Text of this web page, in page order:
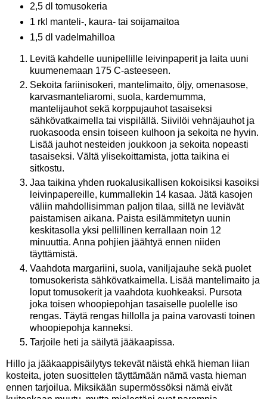
2,5 dl tomusokeria
1 rkl manteli-, kaura- tai soijamaitoa
1,5 dl vadelmahilloa
Levitä kahdelle uunipellille leivinpaperit ja laita uuni
kuumenemaan 175 C-asteeseen.
Sekoita fariinisokeri, mantelimaito, öljy, omenasose,
karvasmanteliaromi, suola, kardemumma,
mantelijauhot sekä korppujauhot tasaiseksi
sähkövatkaimella tai vispilällä. Siivilöi vehnäjauhot ja
ruokasooda ensin toiseen kulhoon ja sekoita ne hyvin.
Lisää jauhot nesteiden joukkoon ja sekoita nopeasti
tasaiseksi. Vältä ylisekoittamista, jotta taikina ei
sitkostu.
Jaa taikina yhden ruokalusikallisen kokoisiksi kasoiksi
leivinpapereille, kummallekin 14 kasaa. Jätä kasojen
väliin mahdollisimman paljon tilaa, sillä ne leviävät
paistamisen aikana. Paista esilämmitetyn uunin
keskitasolla yksi pellillinen kerrallaan noin 12
minuuttia. Anna pohjien jäähtyä ennen niiden
täyttämistä.
Vaahdota margariini, suola, vaniljajauhe sekä puolet
tomusokerista sähkövatkaimella. Lisää mantelimaito ja
loput tomusokerit ja vaahdota kuohkeaksi. Pursota
joka toisen whoopiepohjan tasaiselle puolelle iso
rengas. Täytä rengas hillolla ja paina varovasti toinen
whoopiepohja kanneksi.
Tarjoile heti ja säilytä jääkaapissa.
Hillo ja jääkaappisäilytys tekevät näistä ehkä hieman liian
kosteita, joten suosittelen täyttämään nämä vasta hieman
ennen tarjoilua. Miksikään supermössöksi nämä eivät